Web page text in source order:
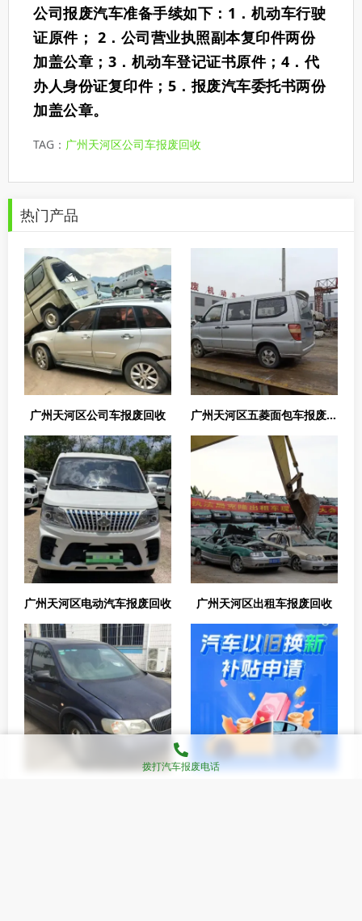
公司报废汽车准备手续如下：1．机动车行驶
证原件； 2．公司营业执照副本复印件两份
加盖公章；3．机动车登记证书原件；4．代
办人身份证复印件；5．报废汽车委托书两份
加盖公章。
TAG： 广州天河区公司车报废回收
热门产品
广州天河区公司车报废回收 广州天河区五菱面包车报废回收
广州天河区电动汽车报废回收 广州天河区出租车报废回收
拨打汽车报废电话